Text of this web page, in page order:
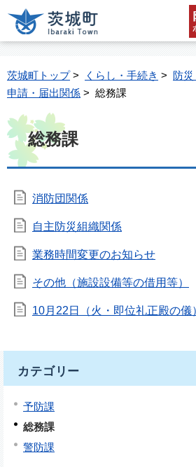
茨城町トップ> くらし・手続き > 防
申請・届出関係 > 総務課
総務課
消防団関係
自主防災組織関係
業務時間変更のお知らせ
その他（施設設備等の借用等）
10月22日（火・即位礼正殿の
カテゴリー
予防課
総務課
警防課